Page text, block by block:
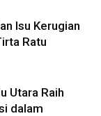
Isu Kerugian
Ratu
Utara Raih
dalam